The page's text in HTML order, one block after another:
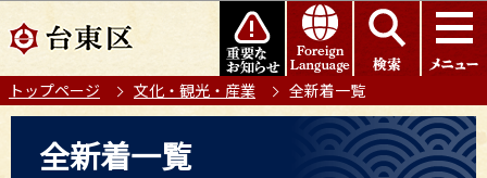
の
ー
ジ
このページの本文へ移動
トップページ 文化・観光・産業 全新着一覧
全新着一覧